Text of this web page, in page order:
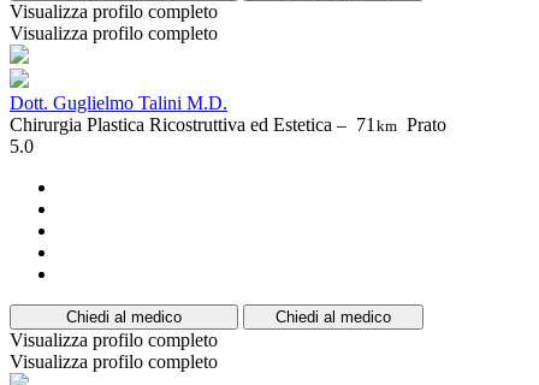
Visualizza profilo completo
Visualizza profilo completo
Dott. Guglielmo Talini M.D.
Chirurgia Plastica Ricostruttiva ed Estetica – 71km Prato
5.0
Chiedi al medico Chiedi al medico
Visualizza profilo completo
Visualizza profilo completo